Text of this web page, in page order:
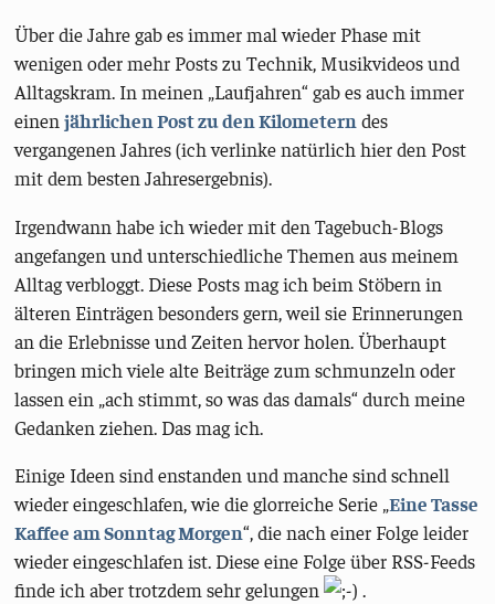
Über die Jahre gab es immer mal wieder Phase mit
wenigen oder mehr Posts zu Technik, Musikvideos und
Alltagskram. In meinen „Laufjahren“ gab es auch immer
einenjährlichen Post zu den Kilometern des
vergangenen Jahres (ich verlinke natürlich hier den Post
mit dem besten Jahresergebnis).
Irgendwann habe ich wieder mit den Tagebuch-Blogs
angefangen und unterschiedliche Themen aus meinem
Alltag verbloggt. Diese Posts mag ich beim Stöbern in
älteren Einträgen besonders gern, weil sie Erinnerungen
an die Erlebnisse und Zeiten hervor holen. Überhaupt
bringen mich viele alte Beiträge zum schmunzeln oder
lassen ein „ach stimmt, so was das damals“ durch meine
Gedanken ziehen. Das mag ich.
Einige Ideen sind enstanden und manche sind schnell
wieder eingeschlafen, wie die glorreiche Serie „Eine Tasse
Kaffee am Sonntag Morgen“, die nach einer Folge leider
wieder eingeschlafen ist. Diese eine Folge über RSS-Feeds
finde ich aber trotzdem sehr gelungen
.